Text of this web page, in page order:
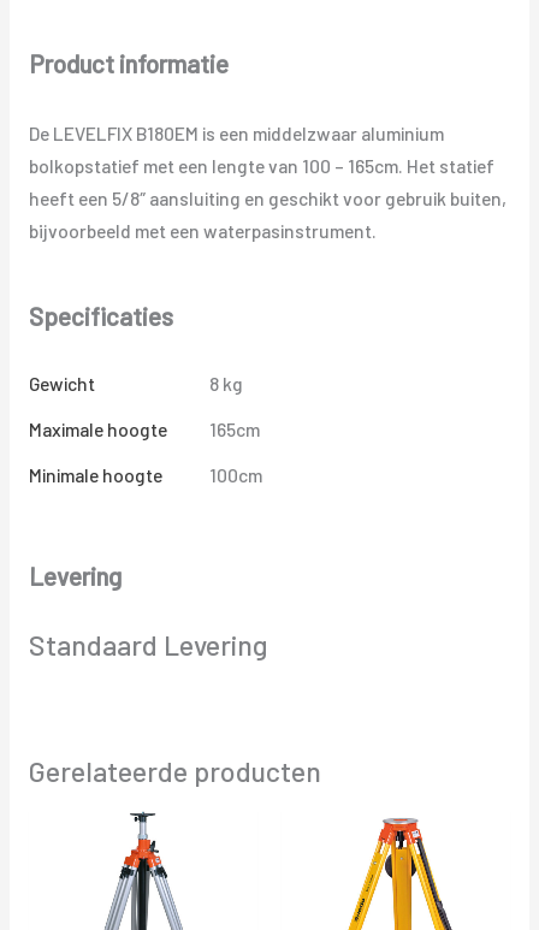
Product informatie
De LEVELFIX B180EM is een middelzwaar aluminium
bolkopstatief met een lengte van 100 – 165cm. Het statief
heeft een 5/8″ aansluiting en geschikt voor gebruik buiten,
bijvoorbeeld met een waterpasinstrument.
Specificaties
Gewicht
8 kg
Maximale hoogte
165cm
Minimale hoogte
100cm
Levering
Standaard Levering
Gerelateerde producten